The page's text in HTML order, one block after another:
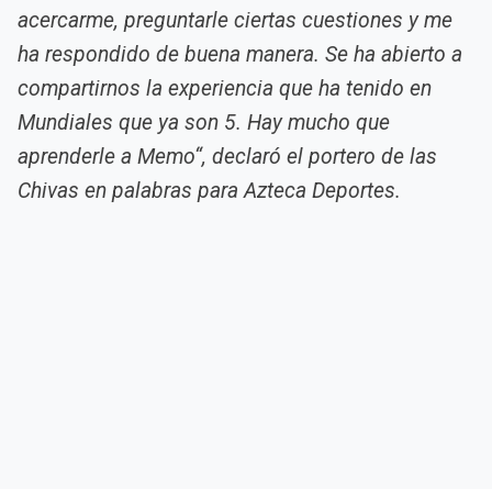
acercarme, preguntarle ciertas cuestiones y me
ha respondido de buena manera. Se ha abierto a
compartirnos la experiencia que ha tenido en
Mundiales que ya son 5. Hay mucho que
aprenderle a Memo“, declaró el portero de las
Chivas en palabras para Azteca Deportes.